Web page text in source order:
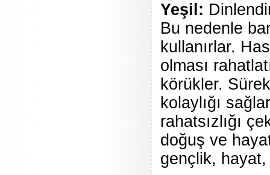
Yeşil:
Bu nedenle
kullanırlar.
olması
körükler.
kolaylığı
rahatsızlığı
doğuş ve
gençlik,